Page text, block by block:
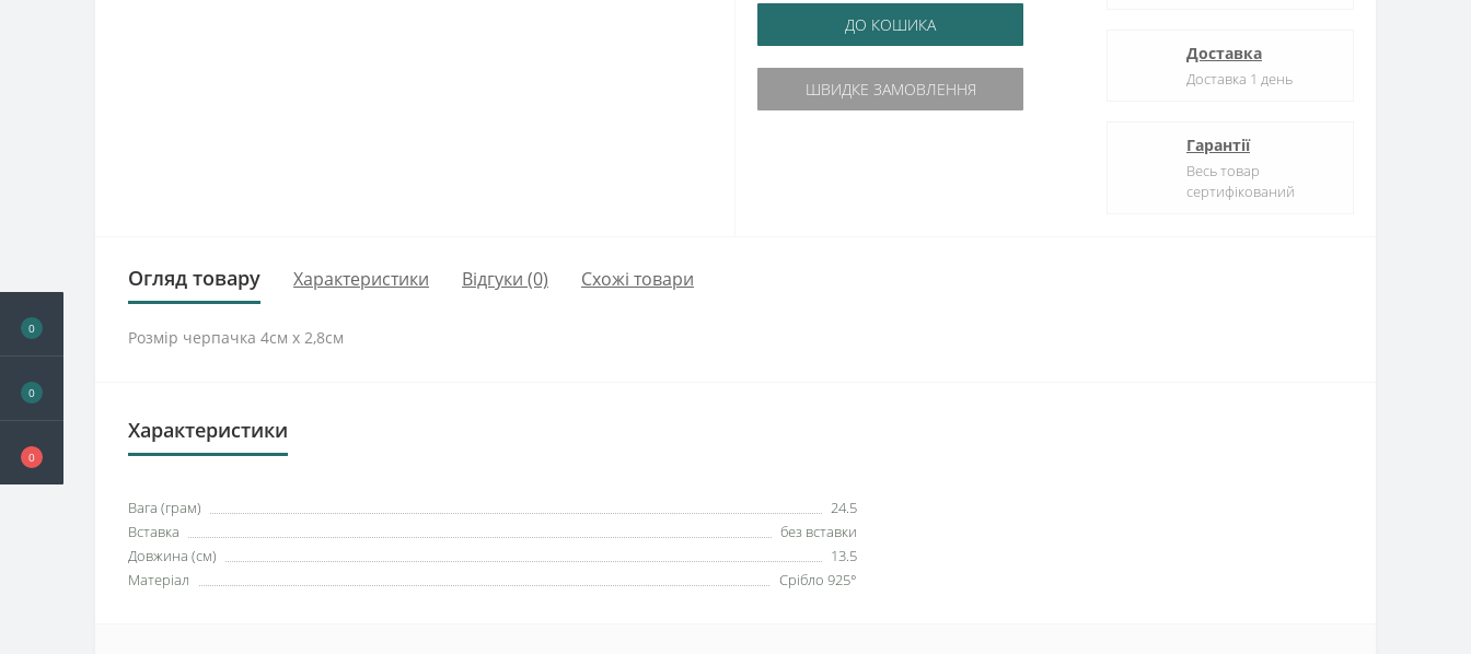
0
0
0
ДО КОШИКА
ШВИДКЕ ЗАМОВЛЕННЯ
Доставка
Доставка 1 день
Гарантії
Весь товар
сертифікований
Огляд товару Характеристики Відгуки (0) Схожі товари
Розмір черпачка 4см х 2,8см
Характеристики
Вага (грам)
24.5
Вставка
без вставки
Довжина (см)
13.5
Матеріал
Срібло 925°